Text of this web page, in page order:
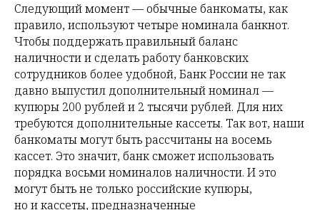
Следующий момент — обычные банкоматы, как
правило, используют четыре номинала банкнот.
Чтобы поддержать правильный баланс
наличности и сделать работу банковских
сотрудников более удобной, Банк России не так
давно выпустил дополнительный номинал —
купюры 200 рублей и 2 тысячи рублей. Для них
требуются дополнительные кассеты. Так вот, наши
банкоматы могут быть рассчитаны на восемь
кассет. Это значит, банк сможет использовать
порядка восьми номиналов наличности. И это
могут быть не только российские купюры,
но и кассеты, предназначенные